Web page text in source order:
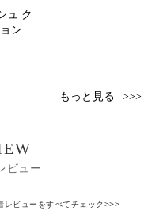
ュ ク
ン
もっと見る
ビュー
レビューをすべてチェック>>>